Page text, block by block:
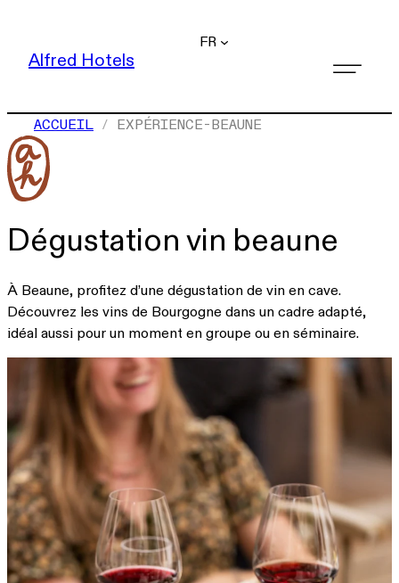
FR
Alfred Hotels
ACCUEIL EXPÉRIENCE-BEAUNE
Dégustation vin beaune
À Beaune, profitez d’une dégustation de vin en cave.
Découvrez les vins de Bourgogne dans un cadre adapté,
idéal aussi pour un moment en groupe ou en séminaire.